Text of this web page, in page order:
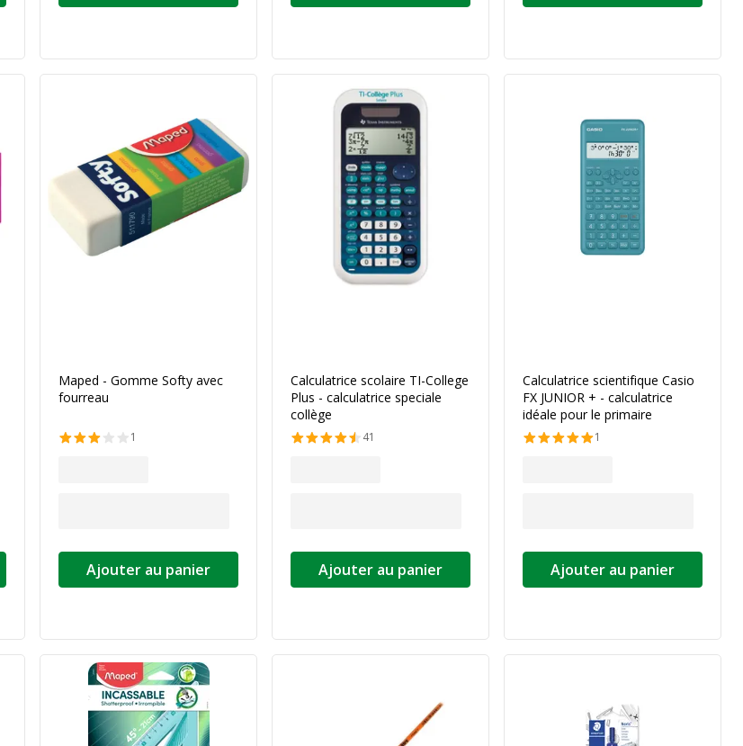
Maped - Gomme Softy avec
fourreau
1
Ajouter au panier
Calculatrice scolaire TI-College
Plus - calculatrice speciale
collège
41
Ajouter au panier
Calculatrice scientifique Casio
FX JUNIOR + - calculatrice
idéale pour le primaire
1
Ajouter au panier